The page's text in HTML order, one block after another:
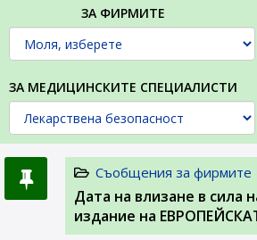
ЗА ФИРМИТЕ
ЗА МЕДИЦИНСКИТЕ СПЕЦИАЛИСТИ
Съобщения за фирмите
Датa на влизане в сила
издание на